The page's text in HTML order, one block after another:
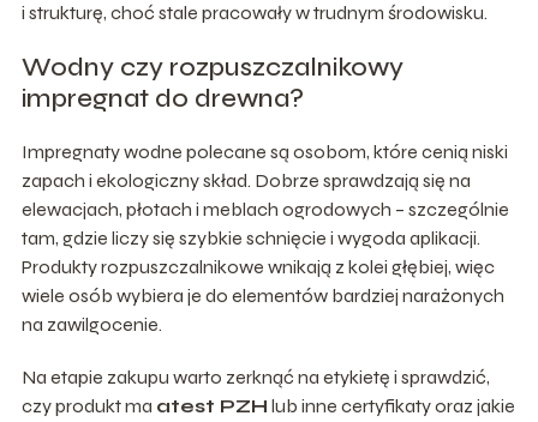
i strukturę, choć stale pracowały w trudnym środowisku.
Wodny czy rozpuszczalnikowy
impregnat do drewna?
Impregnaty wodne polecane są osobom, które cenią niski
zapach i ekologiczny skład. Dobrze sprawdzają się na
elewacjach, płotach i meblach ogrodowych – szczególnie
tam, gdzie liczy się szybkie schnięcie i wygoda aplikacji.
Produkty rozpuszczalnikowe wnikają z kolei głębiej, więc
wiele osób wybiera je do elementów bardziej narażonych
na zawilgocenie.
Na etapie zakupu warto zerknąć na etykietę i sprawdzić,
czy produkt ma atest PZH lub inne certyfikaty oraz jakie